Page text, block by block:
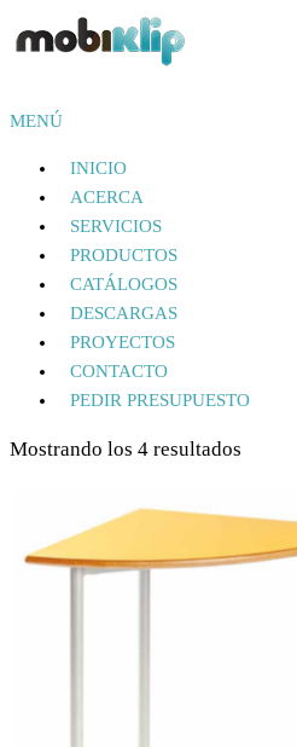
Saltar
al
MOBIKLIP
Mobiliario Industrial
MENÚ
INICIO
ACERCA
SERVICIOS
PRODUCTOS
CATÁLOGOS
DESCARGAS
PROYECTOS
CONTACTO
PEDIR PRESUPUESTO
Mostrando los 4 resultados